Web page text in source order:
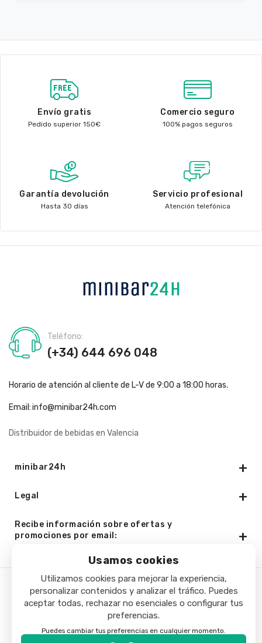
Usamos cookies
Utilizamos cookies para mejorar la experiencia,
personalizar contenidos y analizar el tráfico. Puedes
aceptar todas, rechazar no esenciales o configurar tus
preferencias.
Puedes cambiar tus preferencias en cualquier momento.
Envío gratis
Pedido superior 150€
Comercio seguro
100% pagos seguros
Garantía devolución
Hasta 30 días
Servicio profesional
Atención telefónica
Teléfono:
(+34) 644 696 048
Horario de atención al cliente de L-V de 9:00 a 18:00 horas.
Email:info@minibar24h.com
Distribuidor de bebidas en Valencia
minibar24h
Legal
Recibe información sobre ofertas y
promociones por email:
Copyright © 2025 - Minibar24h.com. Todos los derechos
reservados.